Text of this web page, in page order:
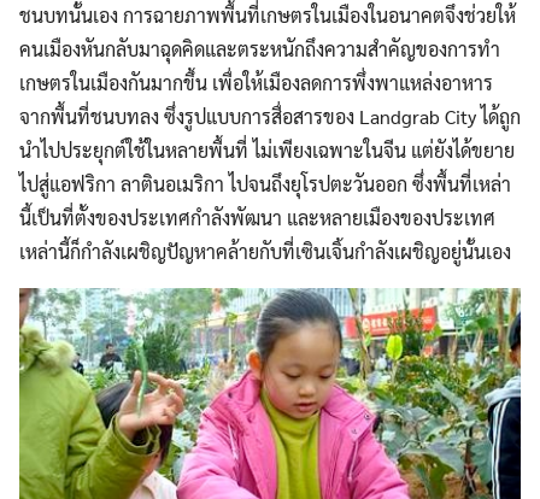
ชนบทนั้นเอง การฉายภาพพื้นที่เกษตรในเมืองในอนาคตจึงช่วยให้
คนเมืองหันกลับมาฉุดคิดและตระหนักถึงความสำคัญของการทำ
เกษตรในเมืองกันมากขึ้น เพื่อให้เมืองลดการพึ่งพาแหล่งอาหาร
จากพื้นที่ชนบทลง ซึ่งรูปแบบการสื่อสารของ Landgrab City ได้ถูก
นำไปประยุกต์ใช้ในหลายพื้นที่ ไม่เพียงเฉพาะในจีน แต่ยังได้ขยาย
ไปสู่แอฟริกา ลาตินอเมริกา ไปจนถึงยุโรปตะวันออก ซึ่งพื้นที่เหล่า
นี้เป็นที่ตั้งของประเทศกำลังพัฒนา และหลายเมืองของประเทศ
เหล่านี้ก็กำลังเผชิญปัญหาคล้ายกับที่เซินเจิ้นกำลังเผชิญอยู่นั้นเอง